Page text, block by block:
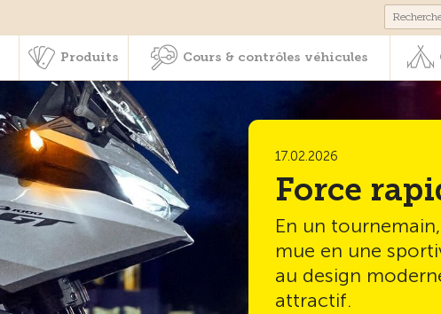
Cours & contrôles
Produits Cours & contrôles véhicules
17.02.2026
Force
En un
mue en une
au design
attractif.